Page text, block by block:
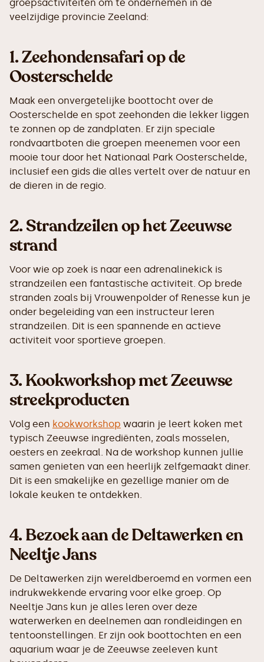
groepsactiviteiten om te ondernemen in de
veelzijdige provincie Zeeland:
1.Zeehondensafari op de
Oosterschelde
Maak een onvergetelijke boottocht over de
Oosterschelde en spot zeehonden die lekker liggen
te zonnen op de zandplaten. Er zijn speciale
rondvaartboten die groepen meenemen voor een
mooie tour door het Nationaal Park Oosterschelde,
inclusief een gids die alles vertelt over de natuur en
de dieren in de regio.
2.Strandzeilen op het Zeeuwse
strand
Voor wie op zoek is naar een adrenalinekick is
strandzeilen een fantastische activiteit. Op brede
stranden zoals bij Vrouwenpolder of Renesse kun je
onder begeleiding van een instructeur leren
strandzeilen. Dit is een spannende en actieve
activiteit voor sportieve groepen.
3.Kookworkshop met Zeeuwse
streekproducten
Volg een kookworkshop waarin je leert koken met
typisch Zeeuwse ingrediënten, zoals mosselen,
oesters en zeekraal. Na de workshop kunnen jullie
samen genieten van een heerlijk zelfgemaakt diner.
Dit is een smakelijke en gezellige manier om de
lokale keuken te ontdekken.
4.Bezoek aan de Deltawerken en
Neeltje Jans
De Deltawerken zijn wereldberoemd en vormen een
indrukwekkende ervaring voor elke groep. Op
Neeltje Jans kun je alles leren over deze
waterwerken en deelnemen aan rondleidingen en
tentoonstellingen. Er zijn ook boottochten en een
aquarium waar je de Zeeuwse zeeleven kunt